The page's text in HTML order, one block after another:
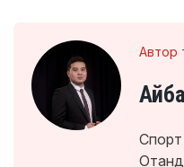
Автор